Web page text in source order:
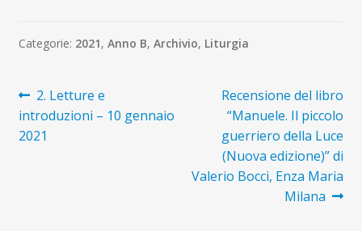
Categorie: 2021, Anno B, Archivio, Liturgia
Navigazione
articoli
Articolo
precedente:
2. Letture e
introduzioni – 10 gennaio
2021
Articolo
successivo:
Recensione del libro
“Manuele. Il piccolo
guerriero della Luce
(Nuova edizione)” di
Valerio Bocci, Enza Maria
Milana